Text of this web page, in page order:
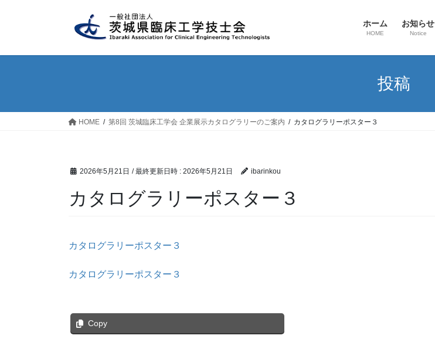
ホーム
HOME
お知らせ
Notice
投稿
HOME 第8回 茨城臨床工学会 企業展示カタログラリーのご案内 カタログラリーポスター３
2026年5月21日 / 最終更新日時 : 2026年5月21日 ibarinkou
カタログラリーポスター３
カタログラリーポスター３
カタログラリーポスター３
Copy